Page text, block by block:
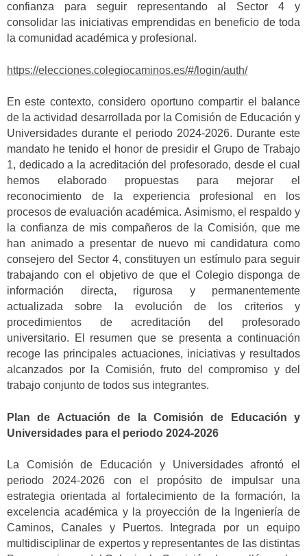
confianza para seguir representando al Sector 4 y
consolidar las iniciativas emprendidas en beneficio de toda
la comunidad académica y profesional.
https://elecciones.colegiocaminos.es/#/login/auth/
En este contexto, considero oportuno compartir el balance
de la actividad desarrollada por la Comisión de Educación y
Universidades durante el periodo 2024-2026. Durante este
mandato he tenido el honor de presidir el Grupo de Trabajo
1, dedicado a la acreditación del profesorado, desde el cual
hemos elaborado propuestas para mejorar el
reconocimiento de la experiencia profesional en los
procesos de evaluación académica. Asimismo, el respaldo y
la confianza de mis compañeros de la Comisión, que me
han animado a presentar de nuevo mi candidatura como
consejero del Sector 4, constituyen un estímulo para seguir
trabajando con el objetivo de que el Colegio disponga de
información directa, rigurosa y permanentemente
actualizada sobre la evolución de los criterios y
procedimientos de acreditación del profesorado
universitario. El resumen que se presenta a continuación
recoge las principales actuaciones, iniciativas y resultados
alcanzados por la Comisión, fruto del compromiso y del
trabajo conjunto de todos sus integrantes.
Plan de Actuación de la Comisión de Educación y
Universidades para el periodo 2024-2026
La Comisión de Educación y Universidades afrontó el
periodo 2024-2026 con el propósito de impulsar una
estrategia orientada al fortalecimiento de la formación, la
excelencia académica y la proyección de la Ingeniería de
Caminos, Canales y Puertos. Integrada por un equipo
multidisciplinar de expertos y representantes de las distintas